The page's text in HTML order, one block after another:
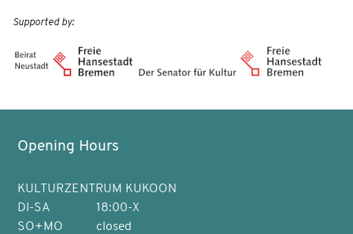
Supported by:
Opening Hours
KULTURZENTRUM KUKOON
DI-SA
18:00-X
SO+MO
closed